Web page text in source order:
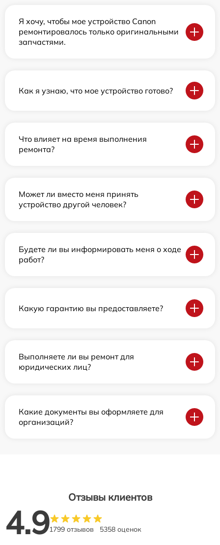
Я хочу, чтобы мое устройство Canon
ремонтировалось только оригинальными
запчастями.
Как я узнаю, что мое устройство готово?
Что влияет на время выполнения
ремонта?
Может ли вместо меня принять
устройство другой человек?
Будете ли вы информировать меня о ходе
работ?
Какую гарантию вы предоставляете?
Выполняете ли вы ремонт для
юридических лиц?
Какие документы вы оформляете для
организаций?
Отзывы клиентов
4.91799 отзывов 5358 оценок